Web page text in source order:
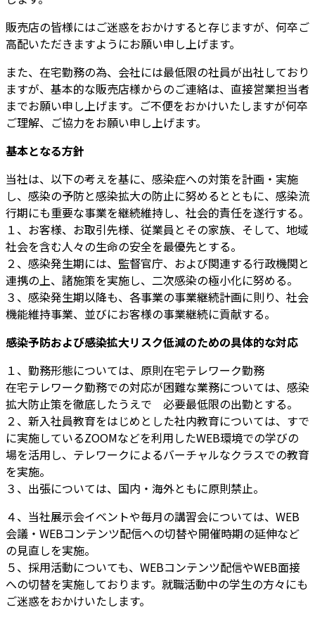
販売店の皆様にはご迷惑をおかけすると存じますが、何卒ご
高配いただきますようにお願い申し上げます。
また、在宅勤務の為、会社には最低限の社員が出社しており
ますが、基本的な販売店様からのご連絡は、直接営業担当者
までお願い申し上げます。ご不便をおかけいたしますが何卒
ご理解、ご協力をお願い申し上げます。
基本となる方針
当社は、以下の考えを基に、感染症への対策を計画・実施
し、感染の予防と感染拡大の防止に努めるとともに、感染流
行期にも重要な事業を継続維持し、社会的責任を遂行する。
１、お客様、お取引先様、従業員とその家族、そして、地域
社会を含む人々の生命の安全を最優先とする。
２、感染発生期には、監督官庁、および関連する行政機関と
連携の上、諸施策を実施し、二次感染の極小化に努める。
３、感染発生期以降も、各事業の事業継続計画に則り、社会
機能維持事業、並びにお客様の事業継続に貢献する。
感染予防および感染拡大リスク低減のための具体的な対応
１、勤務形態については、原則在宅テレワーク勤務
在宅テレワーク勤務での対応が困難な業務については、感染
拡大防止策を徹底したうえで 必要最低限の出勤とする。
２、新入社員教育をはじめとした社内教育については、すで
に実施しているZOOMなどを利用したWEB環境での学びの
場を活用し、テレワークによるバーチャルなクラスでの教育
を実施。
３、出張については、国内・海外ともに原則禁止。
４、当社展示会イベントや毎月の講習会については、WEB
会議・WEBコンテンツ配信への切替や開催時期の延伸など
の見直しを実施。
５、採用活動についても、WEBコンテンツ配信やWEB面接
への切替を実施しております。就職活動中の学生の方々にも
ご迷惑をおかけいたします。